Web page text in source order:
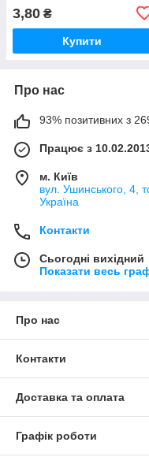
3,80 ₴
Купити
Про нас
93% позитивних з 269
Працює з
м. Київ
вул. Ушинського, 4,
Україна
Контакти
Сьогодні вихідний
Показати весь
Про нас
Контакти
Доставка та оплата
Графік роботи